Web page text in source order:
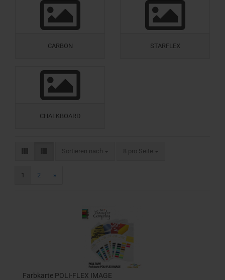
CARBON STARFLEX
CHALKBOARD
Sortieren nach
Sortieren nach 8 pro Seite
pro Seite
1 2 »
Farbkarte POLI-FLEX IMAGE